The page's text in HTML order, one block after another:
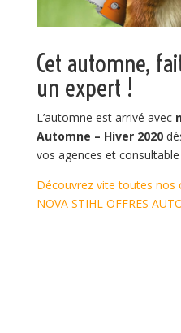
Cet automne,
un expert !
L’automne est arrivé avec
Automne – Hiver 2020
vos agences et consultable
Découvrez vite toutes nos
NOVA STIHL OFFRES